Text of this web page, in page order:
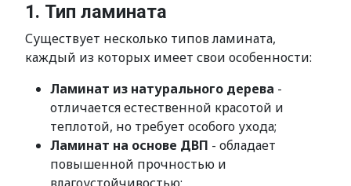
1. Тип ламината
Существует несколько типов ламината,
каждый из которых имеет свои особенности:
Ламинат из натурального дерева -
отличается естественной красотой и
теплотой, но требует особого ухода;
Ламинат на основе ДВП - обладает
повышенной прочностью и